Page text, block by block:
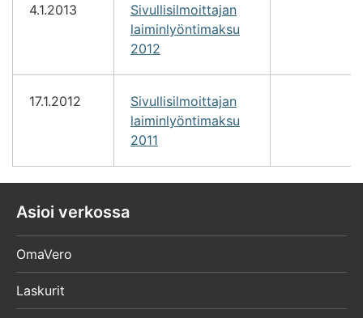
4.1.2013
Sivullisilmoittajan
laiminlyöntimaksu
2012
17.1.2012
Sivullisilmoittajan
laiminlyöntimaksu
2011
Asioi verkossa
OmaVero
Laskurit